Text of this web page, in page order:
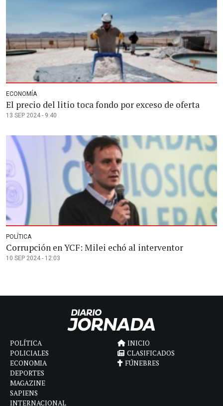
ECONOMÍA
El precio del litio toca fondo por exceso de oferta
13 SEP 2024 - 9:40
POLÍTICA
Corrupción en YCF: Milei echó al interventor
10 SEP 2024 - 12:03
POLÍTICA
POLICIALES
ECONOMIA
DEPORTES
MAGAZINE
SAPIENS
INTERNACIONAL
INICIO
CLASIFICADOS
FÚNEBRES